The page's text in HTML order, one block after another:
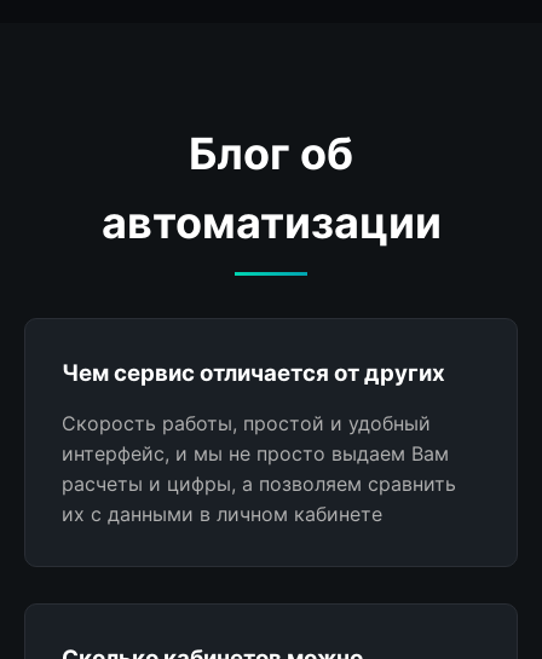
Блог об
автоматизации
Чем сервис отличается от других
Скорость работы, простой и удобный
интерфейс, и мы не просто выдаем Вам
расчеты и цифры, а позволяем сравнить
их с данными в личном кабинете